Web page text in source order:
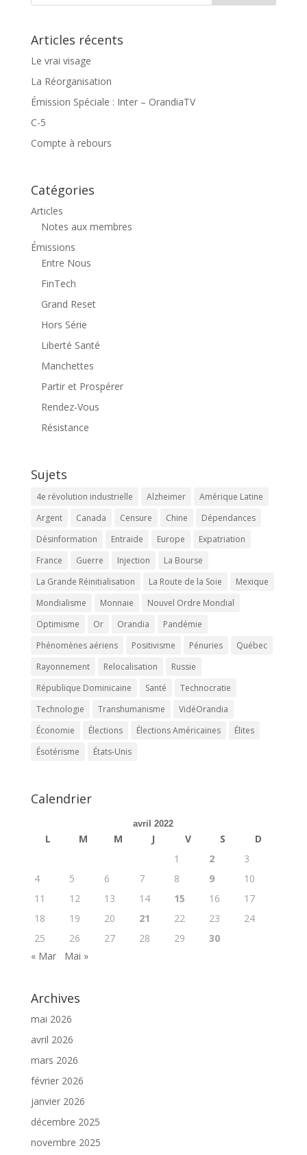
Articles récents
Le vrai visage
La Réorganisation
Émission Spéciale : Inter – OrandiaTV
C-5
Compte à rebours
Catégories
Articles
Notes aux membres
Émissions
Entre Nous
FinTech
Grand Reset
Hors Série
Liberté Santé
Manchettes
Partir et Prospérer
Rendez-Vous
Résistance
Sujets
4e révolution industrielle Alzheimer
Amérique Latine
Argent
Canada Censure Chine
Dépendances
Désinformation
Entraide Europe
Expatriation
France
Guerre Injection
La Bourse
La Grande Réinitialisation
La Route de la Soie
Mexique
Mondialisme
Monnaie
Nouvel Ordre Mondial
Optimisme
Or Orandia
Pandémie
Phénomènes aériens
Positivisme Pénuries
Québec
Rayonnement
Relocalisation
Russie
République Dominicaine
Santé
Technocratie
Technologie
Transhumanisme
VidéOrandia
Économie
Élections Élections Américaines
Élites
Ésotérisme
États-Unis
Calendrier
avril 2022
L M M J V S
D
1
2
3
4
5 6 7 8 9
10
11
12 13 14 15 16
17
18
19 20 21 22 23
24
25
26 27 28 29
30
« Mar
Mai »
Archives
mai 2026
avril 2026
mars 2026
février 2026
janvier 2026
décembre 2025
novembre 2025